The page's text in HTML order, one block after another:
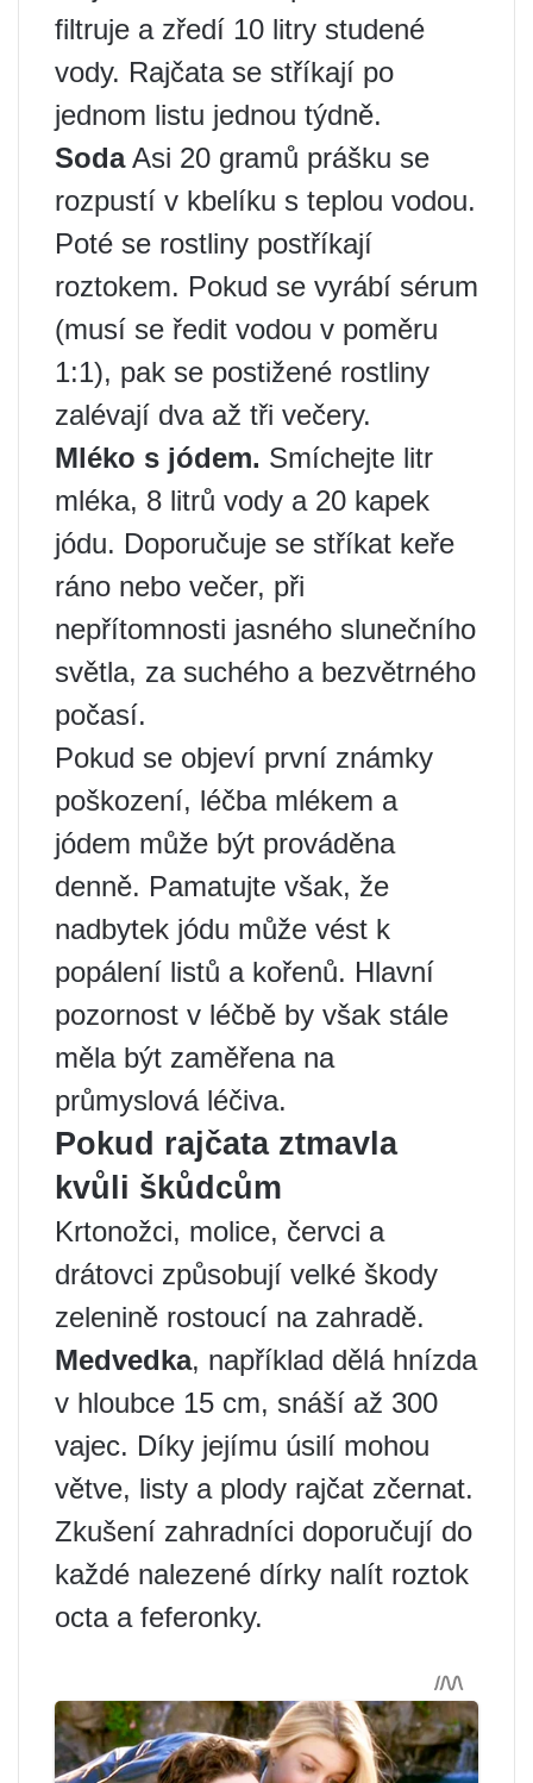
filtruje a zředí 10 litry studené
vody. Rajčata se stříkají po
jednom listu jednou týdně.
SodaAsi 20 gramů prášku se
rozpustí v kbelíku s teplou vodou.
Poté se rostliny postříkají
roztokem. Pokud se vyrábí sérum
(musí se ředit vodou v poměru
1:1), pak se postižené rostliny
zalévají dva až tři večery.
Mléko s jódem. Smíchejte litr
mléka, 8 litrů vody a 20 kapek
jódu. Doporučuje se stříkat keře
ráno nebo večer, při
nepřítomnosti jasného slunečního
světla, za suchého a bezvětrného
počasí.
Pokud se objeví první známky
poškození, léčba mlékem a
jódem může být prováděna
denně. Pamatujte však, že
nadbytek jódu může vést k
popálení listů a kořenů. Hlavní
pozornost v léčbě by však stále
měla být zaměřena na
průmyslová léčiva.
Pokud rajčata ztmavla
kvůli škůdcům
Krtonožci, molice, červci a
drátovci způsobují velké škody
zelenině rostoucí na zahradě.
Medvedka, například dělá hnízda
v hloubce 15 cm, snáší až 300
vajec. Díky jejímu úsilí mohou
větve, listy a plody rajčat zčernat.
Zkušení zahradníci doporučují do
každé nalezené dírky nalít roztok
octa a feferonky.